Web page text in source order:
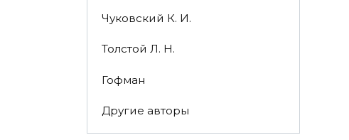
Чуковский К. И.
Толстой Л. Н.
Гофман
Другие авторы